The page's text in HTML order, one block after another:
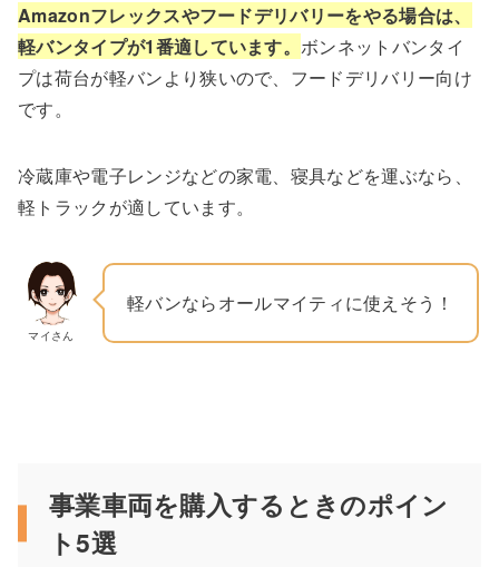
Amazonフレックスやフードデリバリーをやる場合は、
軽バンタイプが1番適しています。ボンネットバンタイ
プは荷台が軽バンより狭いので、フードデリバリー向け
です。
冷蔵庫や電子レンジなどの家電、寝具などを運ぶなら、
軽トラックが適しています。
マイさん
軽バンならオールマイティに使えそう！
事業車両を購入するときのポイン
ト5選